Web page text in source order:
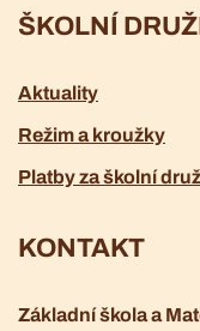
ŠKOLNÍ
Aktuality
Režim a kroužky
Platby za školní
KONTAKT
Základní škola a